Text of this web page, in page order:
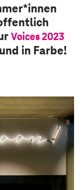
*innen
Voices 2023
in Farbe!